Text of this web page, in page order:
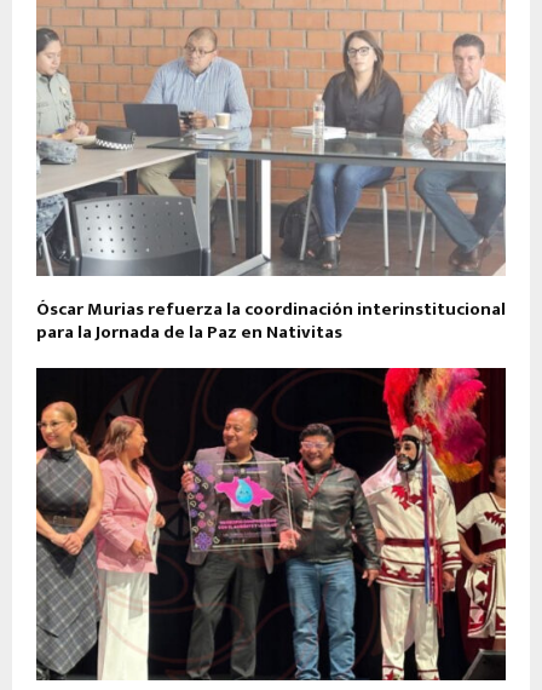
Óscar Murias refuerza la coordinación interinstitucional
para la Jornada de la Paz en Nativitas